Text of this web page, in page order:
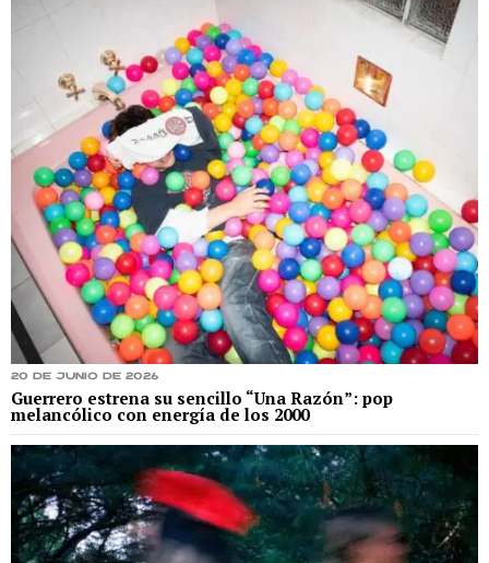
20 de junio de 2026
Guerrero estrena su sencillo “Una Razón”: pop
melancólico con energía de los 2000